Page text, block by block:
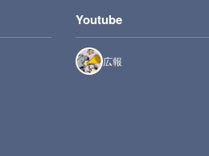
Youtube
広報